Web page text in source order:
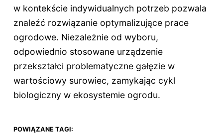
w kontekście indywidualnych potrzeb pozwala
znaleźć rozwiązanie optymalizujące prace
ogrodowe. Niezależnie od wyboru,
odpowiednio stosowane urządzenie
przekształci problematyczne gałęzie w
wartościowy surowiec, zamykając cykl
biologiczny w ekosystemie ogrodu.
POWIĄZANE TAGI: